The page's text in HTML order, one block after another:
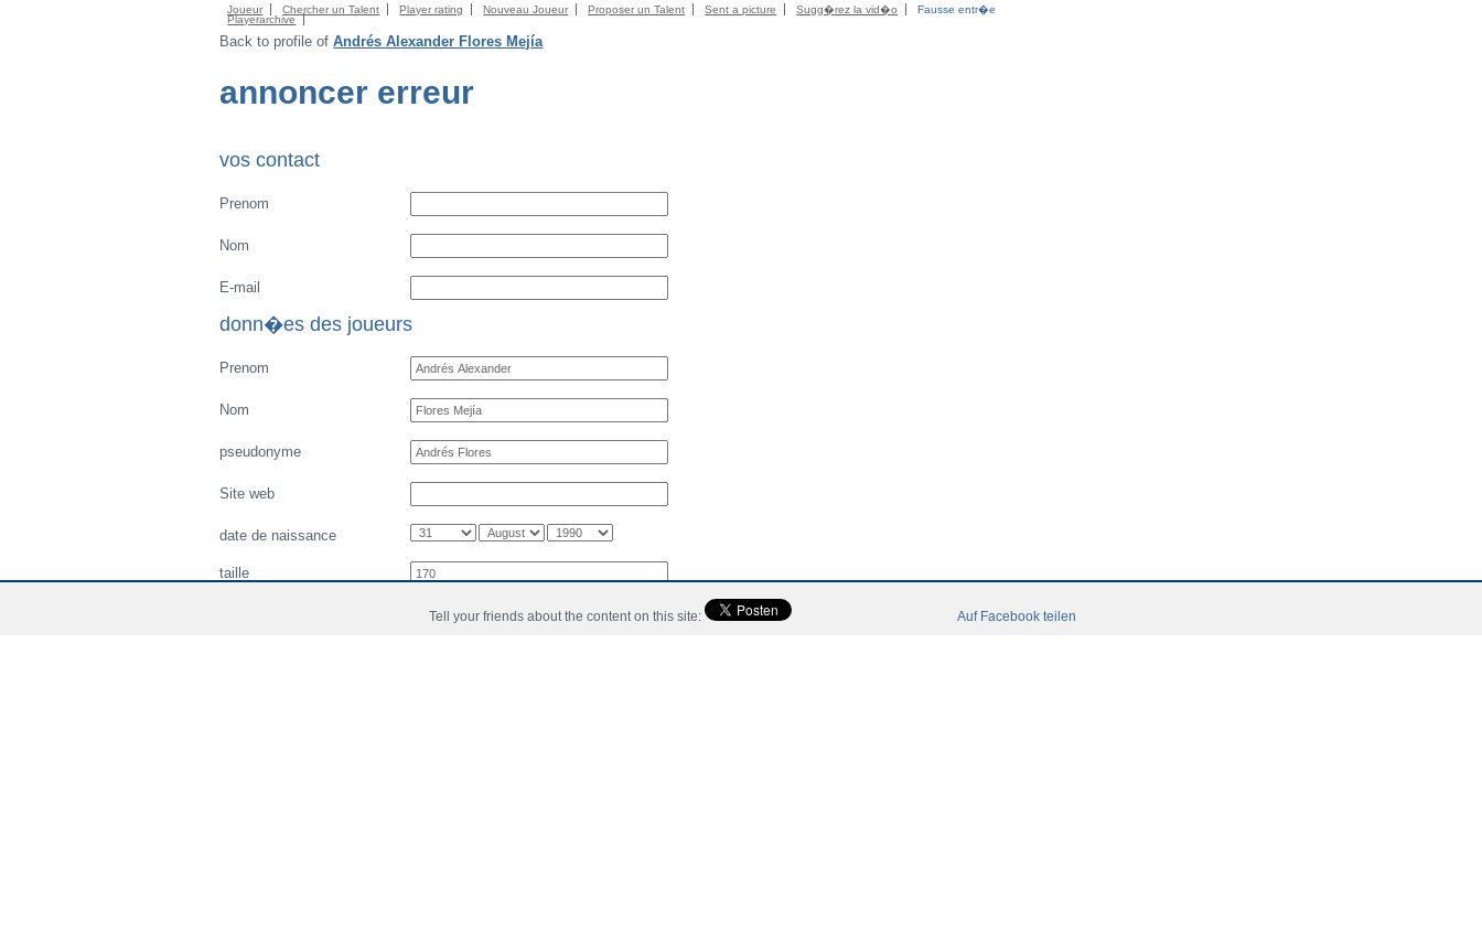
Joueur Chercher un Talent Player rating Nouveau Joueur Proposer un Talent Sent a picture Sugg�rez la vid�o
Fausse entr�e
Playerarchive
Back to profile of Andrés Alexander Flores Mejía
annoncer erreur
vos contact
Prenom
Nom
E-mail
donn�es des joueurs
Prenom
Nom
pseudonyme
Site web
date de naissance
taille
Tell your friends about the content on this site: Auf Facebook teilen